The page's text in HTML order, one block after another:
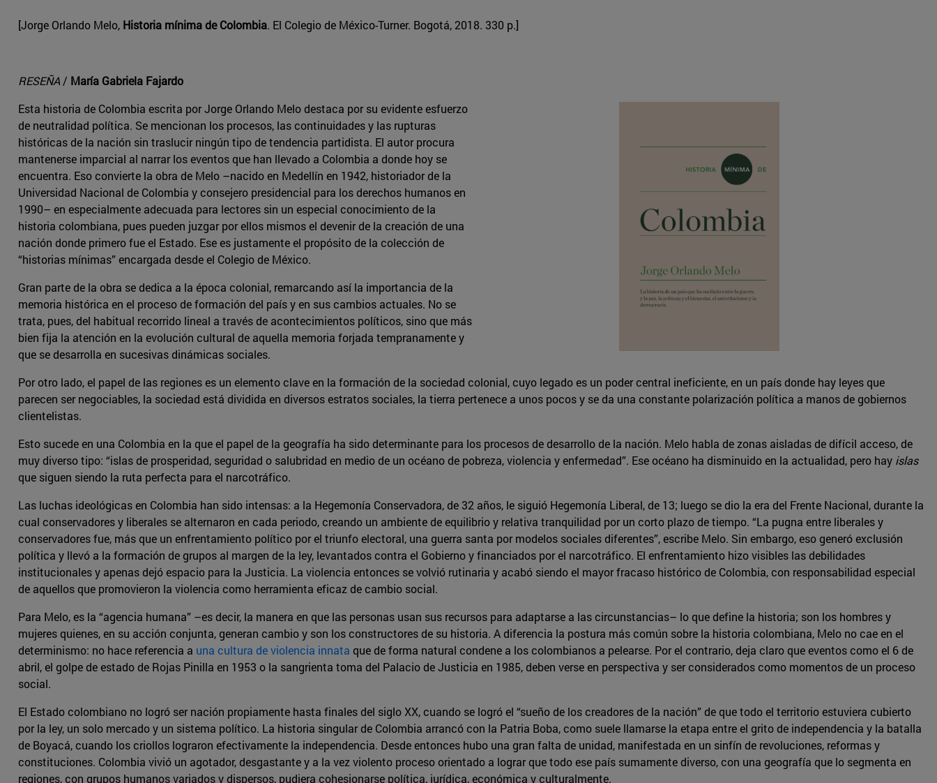
[Jorge Orlando Melo, Historia mínima de Colombia. El Colegio de México-Turner. Bogotá, 2018. 330 p.]
RESEÑA/ María Gabriela Fajardo
Esta historia de Colombia escrita por Jorge Orlando Melo destaca por su evidente esfuerzo
de neutralidad política. Se mencionan los procesos, las continuidades y las rupturas
históricas de la nación sin traslucir ningún tipo de tendencia partidista. El autor procura
mantenerse imparcial al narrar los eventos que han llevado a Colombia a donde hoy se
encuentra. Eso convierte la obra de Melo –nacido en Medellín en 1942, historiador de la
Universidad Nacional de Colombia y consejero presidencial para los derechos humanos en
1990– en especialmente adecuada para lectores sin un especial conocimiento de la
historia colombiana, pues pueden juzgar por ellos mismos el devenir de la creación de una
nación donde primero fue el Estado. Ese es justamente el propósito de la colección de
“historias mínimas” encargada desde el Colegio de México.
Gran parte de la obra se dedica a la época colonial, remarcando así la importancia de la
memoria histórica en el proceso de formación del país y en sus cambios actuales. No se
trata, pues, del habitual recorrido lineal a través de acontecimientos políticos, sino que más
bien fija la atención en la evolución cultural de aquella memoria forjada tempranamente y
que se desarrolla en sucesivas dinámicas sociales.
Por otro lado, el papel de las regiones es un elemento clave en la formación de la sociedad colonial, cuyo legado es un poder central ineficiente, en un país donde hay leyes que
parecen ser negociables, la sociedad está dividida en diversos estratos sociales, la tierra pertenece a unos pocos y se da una constante polarización política a manos de gobiernos
clientelistas.
Esto sucede en una Colombia en la que el papel de la geografía ha sido determinante para los procesos de desarrollo de la nación. Melo habla de zonas aisladas de difícil acceso, de
muy diverso tipo: “islas de prosperidad, seguridad o salubridad en medio de un océano de pobreza, violencia y enfermedad”. Ese océano ha disminuido en la actualidad, pero hay islas
que siguen siendo la ruta perfecta para el narcotráfico.
Las luchas ideológicas en Colombia han sido intensas: a la Hegemonía Conservadora, de 32 años, le siguió Hegemonía Liberal, de 13; luego se dio la era del Frente Nacional, durante la
cual conservadores y liberales se alternaron en cada periodo, creando un ambiente de equilibrio y relativa tranquilidad por un corto plazo de tiempo. “La pugna entre liberales y
conservadores fue, más que un enfrentamiento político por el triunfo electoral, una guerra santa por modelos sociales diferentes”, escribe Melo. Sin embargo, eso generó exclusión
política y llevó a la formación de grupos al margen de la ley, levantados contra el Gobierno y financiados por el narcotráfico. El enfrentamiento hizo visibles las debilidades
institucionales y apenas dejó espacio para la Justicia. La violencia entonces se volvió rutinaria y acabó siendo el mayor fracaso histórico de Colombia, con responsabilidad especial
de aquellos que promovieron la violencia como herramienta eficaz de cambio social.
Para Melo, es la “agencia humana” –es decir, la manera en que las personas usan sus recursos para adaptarse a las circunstancias­– lo que define la historia; son los hombres y
mujeres quienes, en su acción conjunta, generan cambio y son los constructores de su historia. A diferencia la postura más común sobre la historia colombiana, Melo no cae en el
determinismo: no hace referencia a una cultura de violencia innata que de forma natural condene a los colombianos a pelearse. Por el contrario, deja claro que eventos como el 6 de
abril, el golpe de estado de Rojas Pinilla en 1953 o la sangrienta toma del Palacio de Justicia en 1985, deben verse en perspectiva y ser considerados como momentos de un proceso
social.
El Estado colombiano no logró ser nación propiamente hasta finales del siglo XX, cuando se logró el “sueño de los creadores de la nación” de que todo el territorio estuviera cubierto
por la ley, un solo mercado y un sistema político. La historia singular de Colombia arrancó con la Patria Boba, como suele llamarse la etapa entre el grito de independencia y la batalla
de Boyacá, cuando los criollos lograron efectivamente la independencia. Desde entonces hubo una gran falta de unidad, manifestada en un sinfín de revoluciones, reformas y
constituciones. Colombia vivió un agotador, desgastante y a la vez violento proceso orientado a lograr que todo ese país sumamente diverso, con una geografía que lo segmenta en
regiones, con grupos humanos variados y dispersos, pudiera cohesionarse política, jurídica, económica y culturalmente.